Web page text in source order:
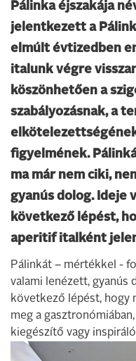
Pálinka éjszakája
jelentkezett a
elmúlt évtizedben
italunk végre
köszönhetően a
szabályozásnak, a
figyelmének.
ma már nem ciki,
gyanús dolog. Ideje
következő lépést,
aperitif italként
Pálinkát – mértékkel -
valami lenézett, gyanús
következő lépést, hogy
meg a
kiegészítő vagy